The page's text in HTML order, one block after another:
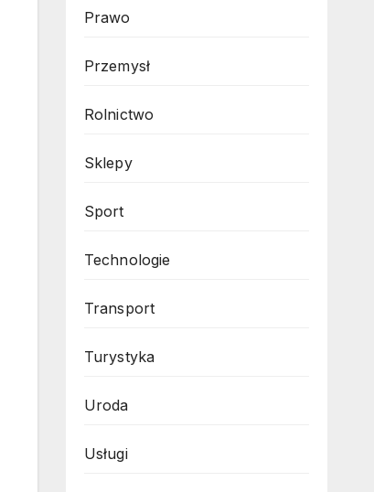
Prawo
Przemysł
Rolnictwo
Sklepy
Sport
Technologie
Transport
Turystyka
Uroda
Usługi